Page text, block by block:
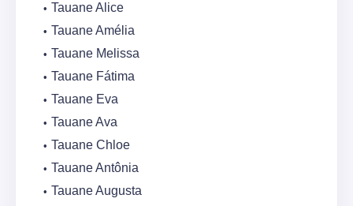
Tauane Alice
Tauane Amélia
Tauane Melissa
Tauane Fátima
Tauane Eva
Tauane Ava
Tauane Chloe
Tauane Antônia
Tauane Augusta